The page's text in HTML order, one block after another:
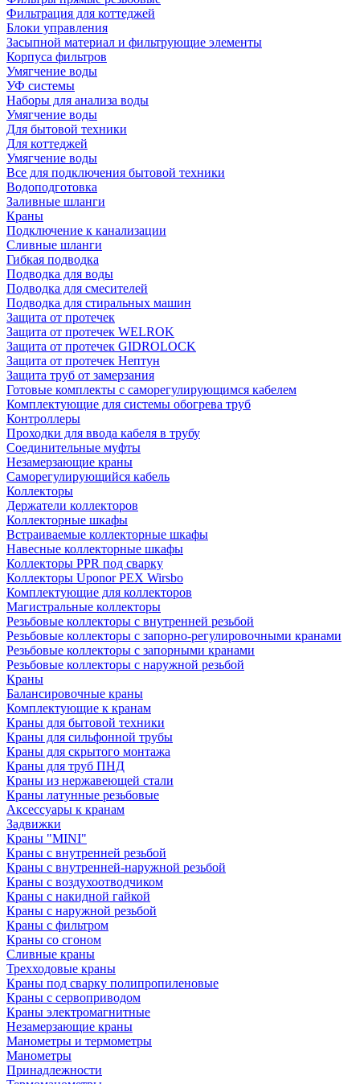
Фильтрация для коттеджей
Блоки управления
Засыпной материал и фильтрующие элементы
Корпуса фильтров
Умягчение воды
УФ системы
Наборы для анализа воды
Умягчение воды
Для бытовой техники
Для коттеджей
Умягчение воды
Все для подключения бытовой техники
Водоподготовка
Заливные шланги
Краны
Подключение к канализации
Сливные шланги
Гибкая подводка
Подводка для воды
Подводка для смесителей
Подводка для стиральных машин
Защита от протечек
Защита от протечек WELROK
Защита от протечек GIDROLOCK
Защита от протечек Нептун
Защита труб от замерзания
Готовые комплекты с саморегулирующимся кабелем
Комплектующие для системы обогрева труб
Контроллеры
Проходки для ввода кабеля в трубу
Соединительные муфты
Незамерзающие краны
Саморегулирующийся кабель
Коллекторы
Держатели коллекторов
Коллекторные шкафы
Встраиваемые коллекторные шкафы
Навесные коллекторные шкафы
Коллекторы PPR под сварку
Коллекторы Uponor PEX Wirsbo
Комплектующие для коллекторов
Магистральные коллекторы
Резьбовые коллекторы с внутренней резьбой
Резьбовые коллекторы с запорно-регулировочными кранами
Резьбовые коллекторы с запорными кранами
Резьбовые коллекторы с наружной резьбой
Краны
Балансировочные краны
Комплектующие к кранам
Краны для бытовой техники
Краны для сильфонной трубы
Краны для скрытого монтажа
Краны для труб ПНД
Краны из нержавеющей стали
Краны латунные резьбовые
Аксессуары к кранам
Задвижки
Краны "MINI"
Краны с внутренней резьбой
Краны с внутренней-наружной резьбой
Краны с воздухоотводчиком
Краны с накидной гайкой
Краны с наружной резьбой
Краны с фильтром
Краны со сгоном
Сливные краны
Трехходовые краны
Краны под сварку полипропиленовые
Краны с сервоприводом
Краны электромагнитные
Незамерзающие краны
Манометры и термометры
Манометры
Принадлежности